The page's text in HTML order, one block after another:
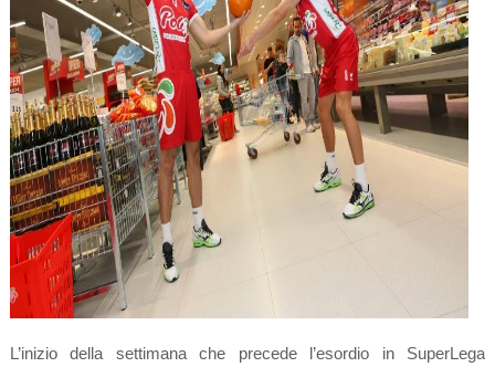
L’inizio della settimana che precede l’esordio in SuperLega